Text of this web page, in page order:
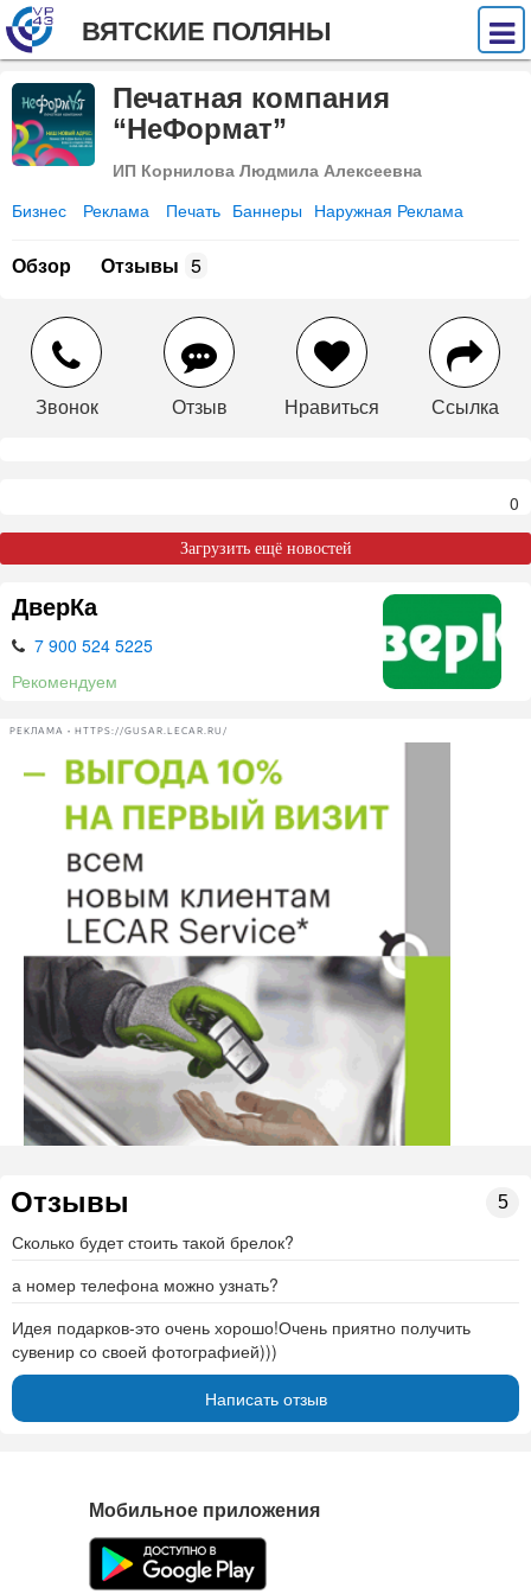
ВЯТСКИЕ ПОЛЯНЫ
Печатная компания
“НеФормат”
ИП Корнилова Людмила Алексеевна
Бизнес Реклама Печать Баннеры Наружная Реклама
Обзор Отзывы 5
Звонок Отзыв Нравиться Ссылка
0
Загрузить ещё новостей
ДверКа
7 900 524 5225
Рекомендуем
РЕКЛАМА • HTTPS://GUSAR.LECAR.RU/
Отзывы 5
Сколько будет стоить такой брелок?
а номер телефона можно узнать?
Идея подарков-это очень хорошо!Очень приятно получить
сувенир со своей фотографией)))
Написать отзыв
Мобильное приложения